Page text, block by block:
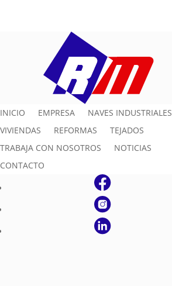
INICIO EMPRESA
NAVES INDUSTRIALES
VIVIENDAS
REFORMAS
TEJADOS
TRABAJA CON NOSOTROS
NOTICIAS
CONTACTO